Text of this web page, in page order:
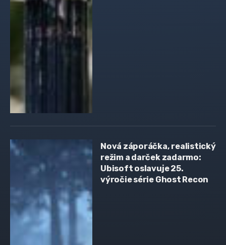
Nová záporáčka, realistický
režim a darček zadarmo:
Ubisoft oslavuje 25.
výročie série Ghost Recon